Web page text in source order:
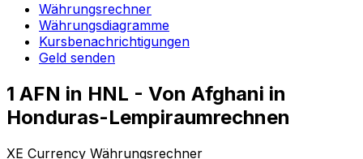
Währungsrechner
Währungsdiagramme
Kursbenachrichtigungen
Geld senden
1 AFN in HNL - Von Afghani in
Honduras-Lempiraumrechnen
XE Currency Währungsrechner